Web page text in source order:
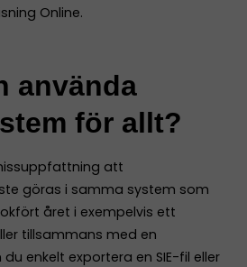
Online.
använda
för allt?
att
göras i samma system som
året i exempelvis ett
tillsammans med en
enkelt exportera en SIE-fil eller